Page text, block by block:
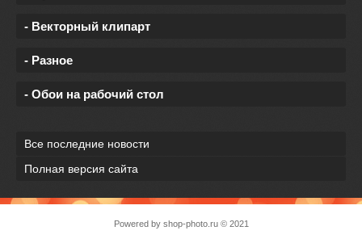
- Векторный клипарт
- Разное
- Обои на рабочий стол
Все последние новости
Полная версия сайта
Powered by shop-photo.ru© 2021